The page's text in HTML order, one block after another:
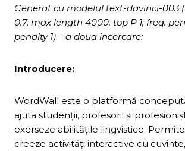
Generat cu modelul text-davinci-003
0.7, max length 4000, top P 1, freq.
penalty 1) – a doua încercare:
Introducere:
WordWall este o platformă
ajuta studenții, profesorii și
exerseze abilitățile lingvistice.
creeze activități interactive cu